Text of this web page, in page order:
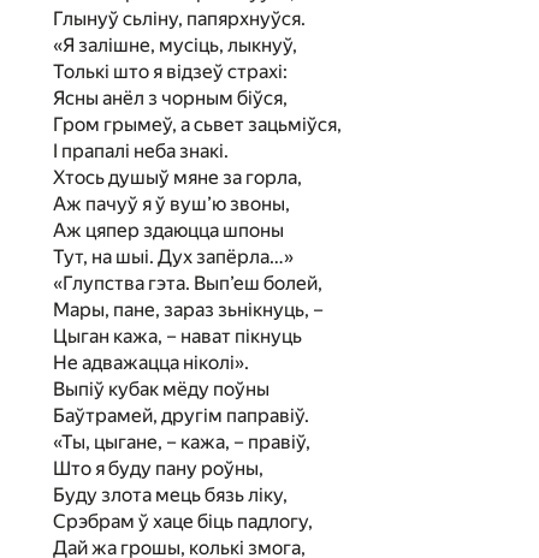
Глынуў сьліну, папярхнуўся.
«Я залішне, мусіць, лыкнуў,
Толькі што я відзеў страхі:
Ясны анёл з чорным біўся,
Гром грымеў, а сьвет зацьміўся,
I прапалі неба знакі.
Хтось душыў мяне за горла,
Аж пачуў я ў вуш’ю звоны,
Аж цяпер здаюцца шпоны
Тут, на шыі. Дух запёрла…»
«Глупства гэта. Вып’еш болей,
Мары, пане, зараз зьнікнуць, –
Цыган кажа, – нават пікнуць
Не адважацца ніколі».
Выпіў кубак мёду поўны
Баўтрамей, другім паправіў.
«Ты, цыгане, – кажа, – правіў,
Што я буду пану роўны,
Буду злота мець бязь ліку,
Срэбрам ў хаце біць падлогу,
Дай жа грошы, колькі змога,